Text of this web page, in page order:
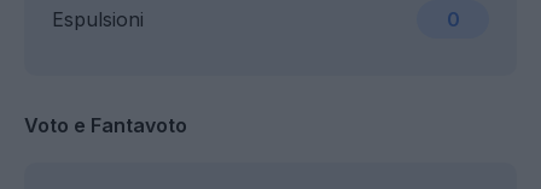
Espulsioni 0
Voto e Fantavoto